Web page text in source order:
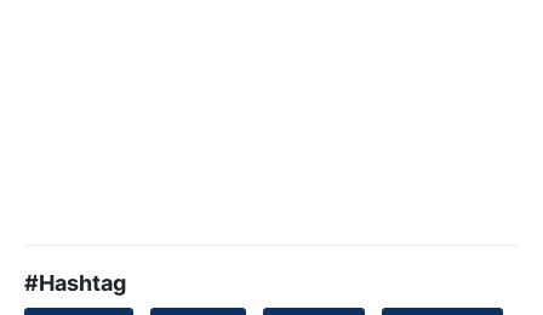
#Hashtag